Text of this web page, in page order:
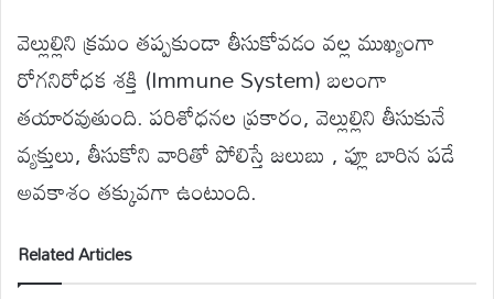
వెల్లుల్లిని క్రమం తప్పకుండా తీసుకోవడం వల్ల ముఖ్యంగా
రోగనిరోధక శక్తి (Immune System) బలంగా
తయారవుతుంది. పరిశోధనల ప్రకారం, వెల్లుల్లిని తీసుకునే
వ్యక్తులు, తీసుకోని వారితో పోలిస్తే జలుబు , ఫ్లూ బారిన పడే
అవకాశం తక్కువగా ఉంటుంది.
Related Articles